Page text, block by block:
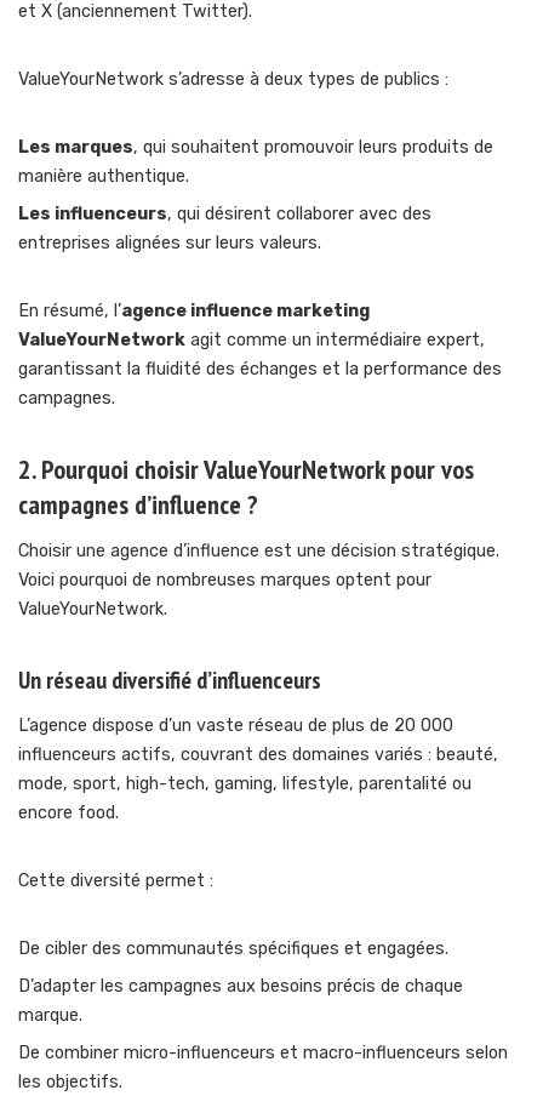
et X (anciennement Twitter).
ValueYourNetwork s’adresse à deux types de publics :
Les marques, qui souhaitent promouvoir leurs produits de
manière authentique.
Les influenceurs, qui désirent collaborer avec des
entreprises alignées sur leurs valeurs.
En résumé, l’agence influence marketing
ValueYourNetwork agit comme un intermédiaire expert,
garantissant la fluidité des échanges et la performance des
campagnes.
2. Pourquoi choisir ValueYourNetwork pour vos
campagnes d’influence ?
Choisir une agence d’influence est une décision stratégique.
Voici pourquoi de nombreuses marques optent pour
ValueYourNetwork.
Un réseau diversifié d’influenceurs
L’agence dispose d’un vaste réseau de plus de 20 000
influenceurs actifs, couvrant des domaines variés : beauté,
mode, sport, high-tech, gaming, lifestyle, parentalité ou
encore food.
Cette diversité permet :
De cibler des communautés spécifiques et engagées.
D’adapter les campagnes aux besoins précis de chaque
marque.
De combiner micro-influenceurs et macro-influenceurs selon
les objectifs.